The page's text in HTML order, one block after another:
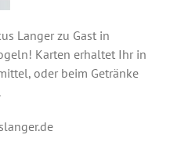
Langer zu Gast in
Karten erhaltet Ihr in
oder beim Getränke